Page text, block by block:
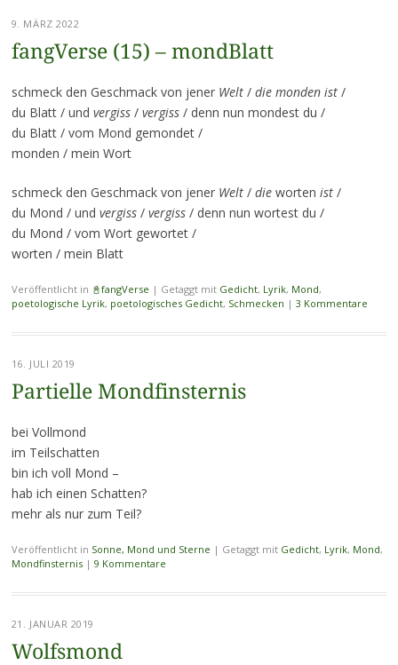
9. MÄRZ 2022
fangVerse (15) – mondBlatt
schmeck den Geschmack von jener Welt/ die monden ist/
du Blatt / und vergiss/ vergiss/ denn nun mondest du /
du Blatt / vom Mond gemondet /
monden / mein Wort
schmeck den Geschmack von jener Welt/ die worten ist/
du Mond / und vergiss/ vergiss/ denn nun wortest du /
du Mond / vom Wort gewortet /
worten / mein Blatt
Veröffentlicht in 📓fangVerse | Getaggt mit Gedicht, Lyrik, Mond,
poetologische Lyrik, poetologisches Gedicht, Schmecken | 3 Kommentare
16. JULI 2019
Partielle Mondfinsternis
bei Vollmond
im Teilschatten
bin ich voll Mond –
hab ich einen Schatten?
mehr als nur zum Teil?
Veröffentlicht in Sonne, Mond und Sterne | Getaggt mit Gedicht, Lyrik, Mond,
Mondfinsternis | 9 Kommentare
21. JANUAR 2019
Wolfsmond